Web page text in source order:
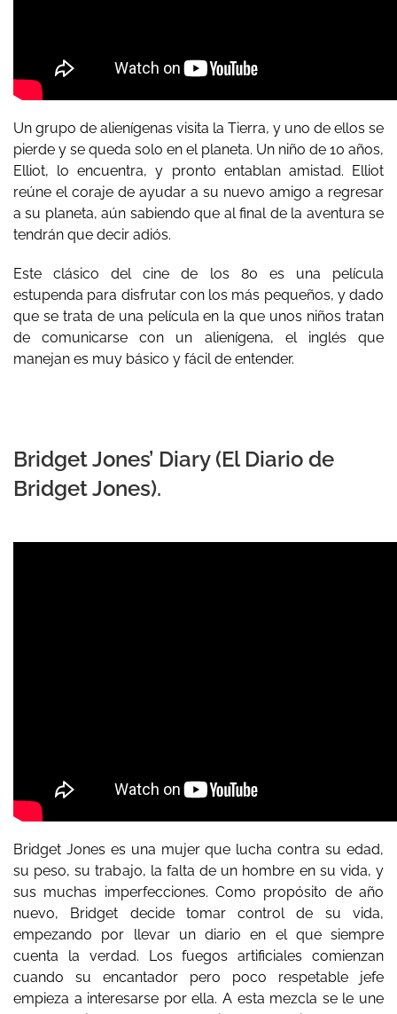
Un grupo de alienígenas visita la Tierra, y uno de ellos se
pierde y se queda solo en el planeta. Un niño de 10 años,
Elliot, lo encuentra, y pronto entablan amistad. Elliot
reúne el coraje de ayudar a su nuevo amigo a regresar
a su planeta, aún sabiendo que al final de la aventura se
tendrán que decir adiós.
Este clásico del cine de los 80 es una película
estupenda para disfrutar con los más pequeños, y dado
que se trata de una película en la que unos niños tratan
de comunicarse con un alienígena, el inglés que
manejan es muy básico y fácil de entender.
Bridget Jones’ Diary (El Diario de
Bridget Jones).
Bridget Jones es una mujer que lucha contra su edad,
su peso, su trabajo, la falta de un hombre en su vida, y
sus muchas imperfecciones. Como propósito de año
nuevo, Bridget decide tomar control de su vida,
empezando por llevar un diario en el que siempre
cuenta la verdad. Los fuegos artificiales comienzan
cuando su encantador pero poco respetable jefe
empieza a interesarse por ella. A esta mezcla se le une